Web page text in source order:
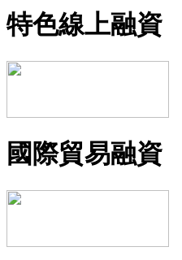
特色線上融資
國際貿易融資